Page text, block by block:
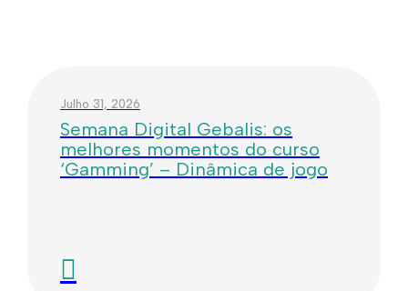
Julho 31, 2026
Semana Digital Gebalis: os
melhores momentos do curso
‘Gamming’ – Dinâmica de jogo